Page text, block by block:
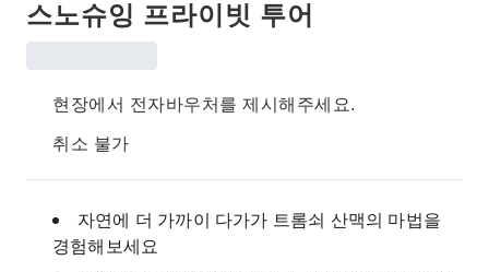
스노슈잉 프라이빗 투어
현장에서 전자바우처를 제시해주세요.
취소 불가
자연에 더 가까이 다가가 트롬쇠 산맥의 마법을
경험해보세요